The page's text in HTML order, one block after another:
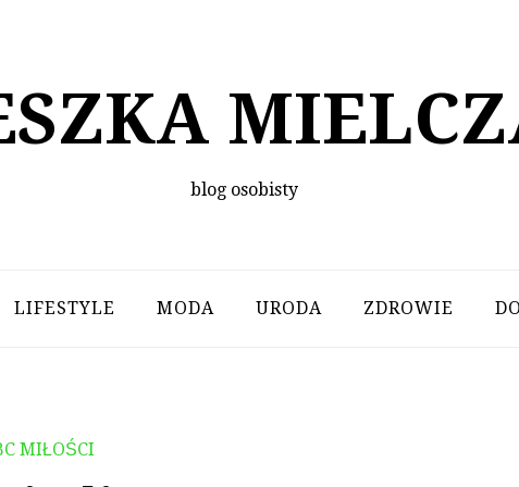
blog osobisty
LIFESTYLE MODA URODA ZDROWIE
MIŁOŚCI